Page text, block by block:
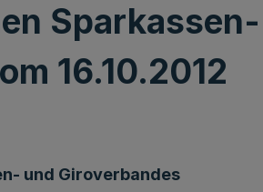
Sparkassen-
16.10.2012
und Giroverbandes